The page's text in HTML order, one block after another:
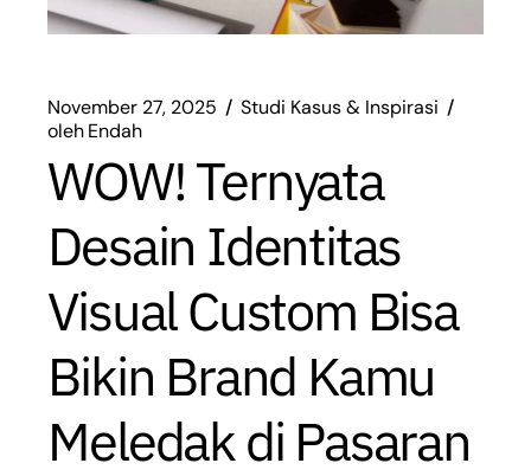
November 27, 2025
Studi Kasus & Inspirasi
olehEndah
WOW! Ternyata
Desain Identitas
Visual Custom Bisa
Bikin Brand Kamu
Meledak di Pasaran